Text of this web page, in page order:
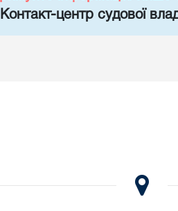
центр судової